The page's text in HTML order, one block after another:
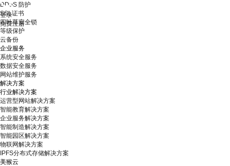
登录
免费注册
DDoS 防护
SSL证书
四叶草安全锁
等级保护
云备份
企业服务
系统安全服务
数据安全服务
网站维护服务
解决方案
行业解决方案
运营型网站解决方案
智能教育解决方案
企业服务解决方案
智能制造解决方案
智能园区解决方案
物联网解决方案
IPFS分布式存储解决方案
美猴云